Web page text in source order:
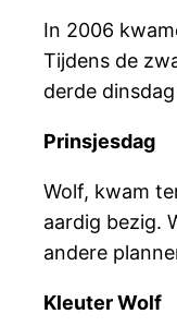
In 2006
Tijdens de
derde
Prinsjesdag
Wolf, kwam
aardig bezig.
andere
Kleuter Wolf